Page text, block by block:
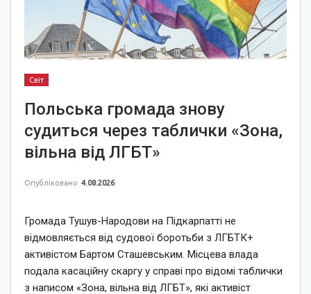
Світ
Польська громада знову
судиться через таблички «Зона,
вільна від ЛГБТ»
Опубліковано 4.08.2026
Громада Тушув-Народови на Підкарпатті не
відмовляється від судової боротьби з ЛГБТК+
активістом Бартом Сташевським. Місцева влада
подала касаційну скаргу у справі про відомі таблички
з написом «Зона, вільна від ЛГБТ», які активіст